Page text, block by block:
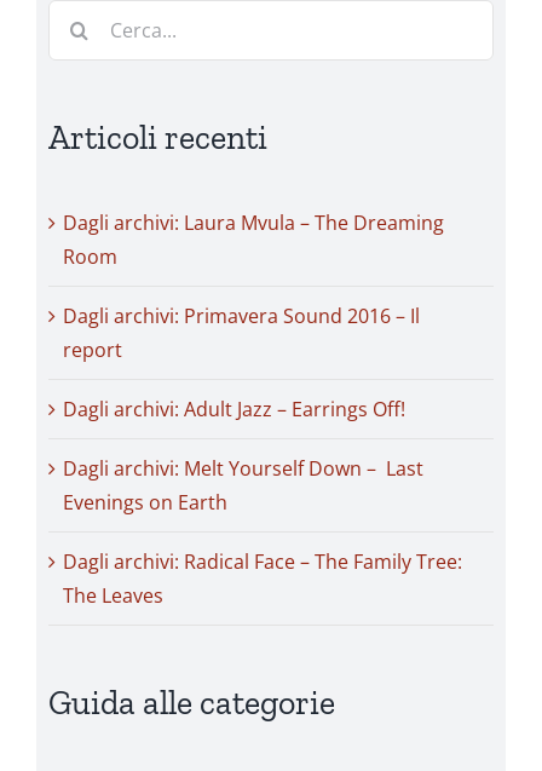
Cerca
Articoli recenti
Dagli archivi: Laura Mvula – The Dreaming
Room
Dagli archivi: Primavera Sound 2016 – Il
report
Dagli archivi: Adult Jazz – Earrings Off!
Dagli archivi: Melt Yourself Down – Last
Evenings on Earth
Dagli archivi: Radical Face – The Family Tree:
The Leaves
Guida alle categorie